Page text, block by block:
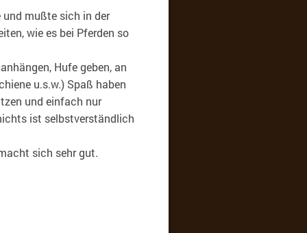
und mußte sich in der
wie es bei Pferden so
Hufe geben, an
u.s.w.) Spaß haben
und einfach nur
ist selbstverständlich
sich sehr gut.